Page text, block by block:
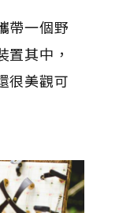
帶一個野
置其中，
很美觀可